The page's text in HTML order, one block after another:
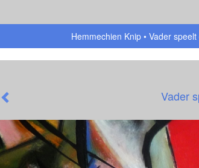
Hemmechien Knip Vader
Vader